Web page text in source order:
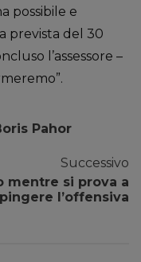
possibile e
prevista del 30
l’assessore –
Pahor
Successivo
mentre si prova a
l’offensiva